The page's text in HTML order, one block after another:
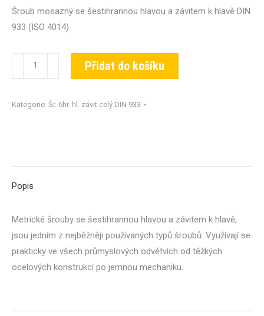
Šroub mosazný se šestihrannou hlavou a závitem k hlavě DIN
933 (ISO 4014)
MS-
Přidat do košíku
Kategorie: Šr. 6hr. hl. závit celý DIN 933
Popis
Metrické šrouby se šestihrannou hlavou a závitem k hlavě,
jsou jedním z nejběžněji používaných typů šroubů. Využívají se
prakticky ve všech průmyslových odvětvích od těžkých
ocelových konstrukcí po jemnou mechaniku.